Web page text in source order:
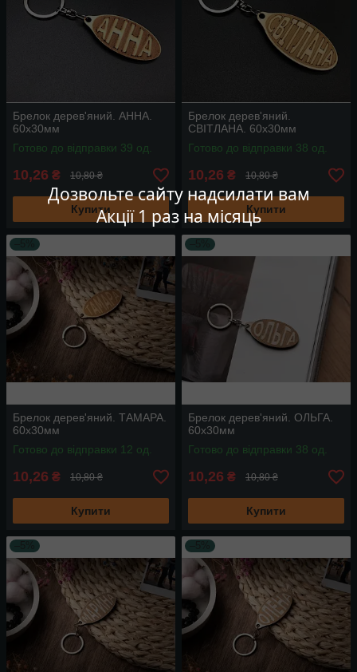
Дозвольте сайту надсилати вам
Акції 1 раз на місяць
Брелок дерев'яний. АННА.
60х30мм
Готово до відправки 39 од.
10,26 ₴ 10,80 ₴
Купити
Брелок дерев'яний.
СВІТЛАНА. 60х30мм
Готово до відправки 38 од.
10,26 ₴ 10,80 ₴
Купити
Брелок дерев'яний. ТАМАРА.
60х30мм
Готово до відправки 12 од.
10,26 ₴ 10,80 ₴
Купити
Брелок дерев'яний. ОЛЬГА.
60х30мм
Готово до відправки 38 од.
10,26 ₴ 10,80 ₴
Купити